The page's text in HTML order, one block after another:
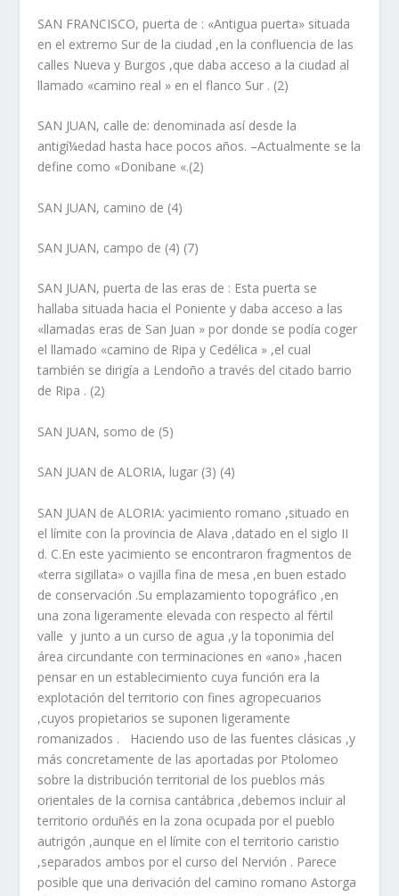
SAN FRANCISCO, puerta de : «Antigua puerta» situada
en el extremo Sur de la ciudad ,en la confluencia de las
calles Nueva y Burgos ,que daba acceso a la ciudad al
llamado «camino real » en el flanco Sur . (2)
SAN JUAN, calle de: denominada así­ desde la
antigí¼edad hasta hace pocos años. –Actualmente se la
define como «Donibane «.(2)
SAN JUAN, camino de (4)
SAN JUAN, campo de (4) (7)
SAN JUAN, puerta de las eras de : Esta puerta se
hallaba situada hacia el Poniente y daba acceso a las
«llamadas eras de San Juan » por donde se podí­a coger
el llamado «camino de Ripa y Cedélica » ,el cual
también se dirigí­a a Lendoño a través del citado barrio
de Ripa . (2)
SAN JUAN, somo de (5)
SAN JUAN de ALORIA, lugar (3) (4)
SAN JUAN de ALORIA: yacimiento romano ,situado en
el lí­mite con la provincia de Alava ,datado en el siglo II
d. C.En este yacimiento se encontraron fragmentos de
«terra sigillata» o vajilla fina de mesa ,en buen estado
de conservación .Su emplazamiento topográfico ,en
una zona ligeramente elevada con respecto al fértil
valle y junto a un curso de agua ,y la toponimia del
área circundante con terminaciones en «ano» ,hacen
pensar en un establecimiento cuya función era la
explotación del territorio con fines agropecuarios
,cuyos propietarios se suponen ligeramente
romanizados . Haciendo uso de las fuentes clásicas ,y
más concretamente de las aportadas por Ptolomeo
sobre la distribución territorial de los pueblos más
orientales de la cornisa cantábrica ,debemos incluir al
territorio orduñés en la zona ocupada por el pueblo
autrigón ,aunque en el lí­mite con el territorio caristio
,separados ambos por el curso del Nervión . Parece
posible que una derivación del camino romano Astorga